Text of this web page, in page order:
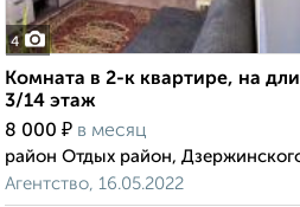
4
Комната в 2-к квартире, на
3/14 этаж
8 000 ₽ в месяц
район Отдых район,
Агентство, 16.05.2022